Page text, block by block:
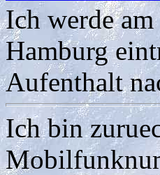
Ich werde
Hamburg
Aufenthalt
Ich bin